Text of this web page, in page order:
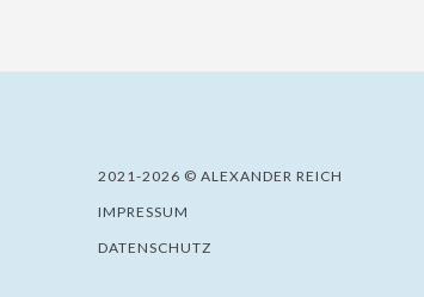
2021-2026 © ALEXANDER REICH
IMPRESSUM
DATENSCHUTZ